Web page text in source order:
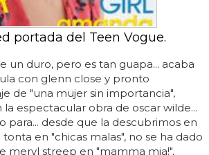
portada del Teen Vogue.
un duro, pero es tan guapa... acaba
con glenn close y pronto
de "una mujer sin importancia",
espectacular obra de oscar wilde...
para... desde que la descubrimos en
en "chicas malas", no se ha dado
meryl streep en "mamma mia!",